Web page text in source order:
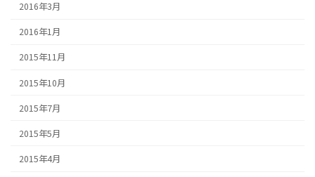
2016年3月
2016年1月
2015年11月
2015年10月
2015年7月
2015年5月
2015年4月